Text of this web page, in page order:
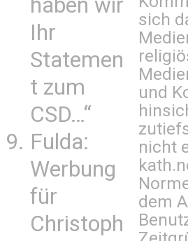
haben wir
Ihr
Statemen
t zum
CSD…“
Fulda:
Werbung
für
Christoph
sich
und
nicht
dem